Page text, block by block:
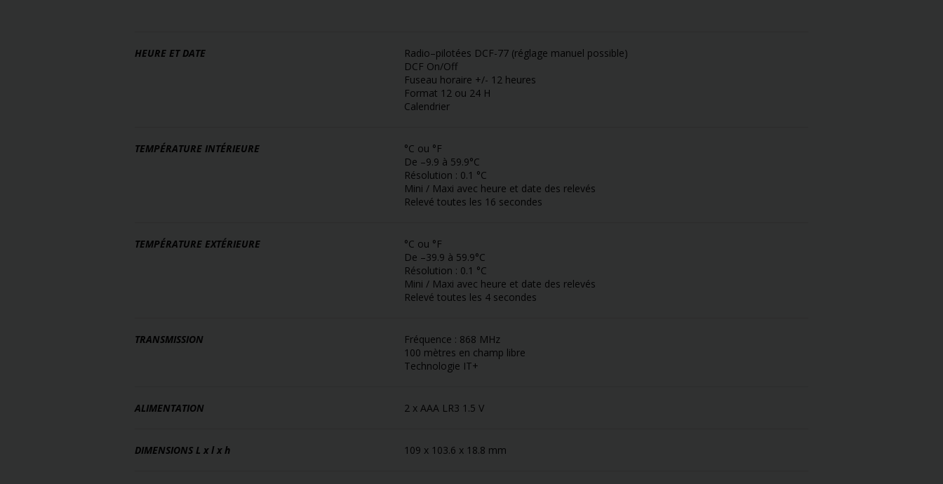
HEURE ET DATE
Radio–pilotées DCF-77 (réglage manuel possible)
DCF On/Off
Fuseau horaire +/- 12 heures
Format 12 ou 24 H
Calendrier
TEMPÉRATURE INTÉRIEURE
°C ou °F
De –9.9 à 59.9°C
Résolution : 0.1 °C
Mini / Maxi avec heure et date des relevés
Relevé toutes les 16 secondes
TEMPÉRATURE EXTÉRIEURE
°C ou °F
De –39.9 à 59.9°C
Résolution : 0.1 °C
Mini / Maxi avec heure et date des relevés
Relevé toutes les 4 secondes
TRANSMISSION
Fréquence : 868 MHz
100 mètres en champ libre
Technologie IT+
ALIMENTATION 2 x AAA LR3 1.5 V
DIMENSIONS L x l x h 109 x 103.6 x 18.8 mm